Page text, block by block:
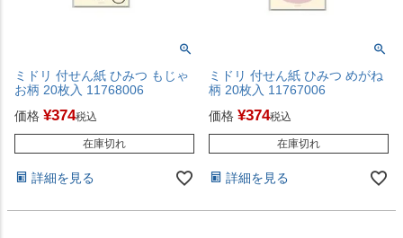
ミドリ 付せん紙 ひみつ もじゃ
お柄 20枚入 11768006
価格 ¥374税込
在庫切れ
詳細を見る
ミドリ 付せん紙 ひみつ めがね
柄 20枚入 11767006
価格 ¥374税込
在庫切れ
詳細を見る